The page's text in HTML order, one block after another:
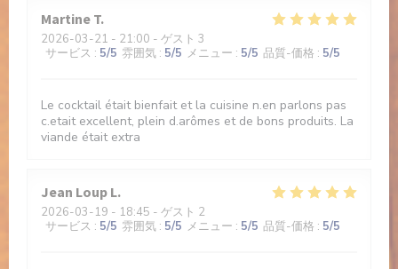
Martine T
2026-03-21 - 21:00 - ゲスト 3
サービス : 5/5 雰囲気 : 5/5 メニュー : 5/5 品質-価格 : 5/5
Le cocktail était bienfait et la cuisine n.en parlons pas
c.etait excellent, plein d.arômes et de bons produits. La
viande était extra
Jean Loup L
2026-03-19 - 18:45 - ゲスト 2
サービス : 5/5 雰囲気 : 5/5 メニュー : 5/5 品質-価格 : 5/5